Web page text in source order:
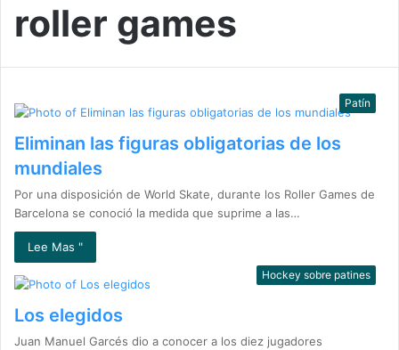
roller games
Patín
Eliminan las figuras obligatorias de los
mundiales
Por una disposición de World Skate, durante los Roller Games de
Barcelona se conoció la medida que suprime a las…
Lee Mas "
Hockey sobre patines
Los elegidos
Juan Manuel Garcés dio a conocer a los diez jugadores